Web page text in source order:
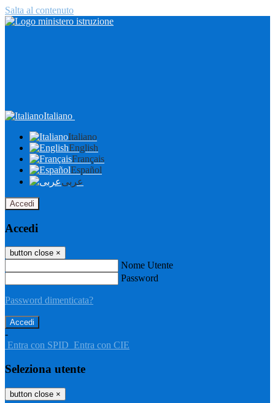
Salta al contenuto
Italiano
Italiano
English
Français
Español
عربى
Accedi
Accedi
button close ×
Nome Utente
Password
Password dimenticata?
-
Entra con SPID Entra con CIE
Seleziona utente
button close ×